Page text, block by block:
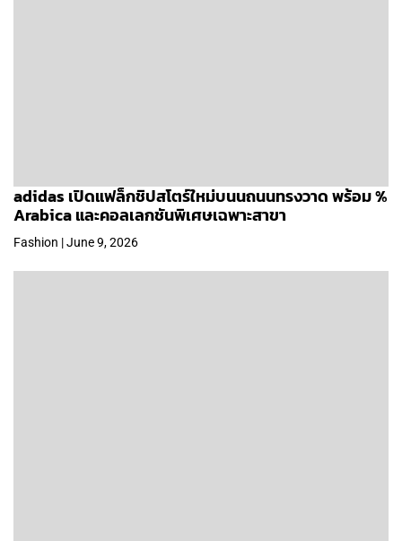
adidas เปิดแฟล็กชิปสโตร์ใหม่บนนถนนทรงวาด พร้อม %
Arabica และคอลเลกชันพิเศษเฉพาะสาขา
Fashion | June 9, 2026